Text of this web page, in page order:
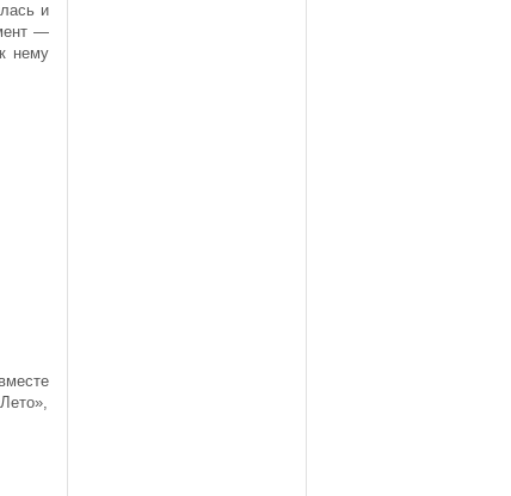
и
—
нему